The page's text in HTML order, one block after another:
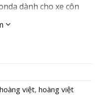
dành cho xe côn
nghệ Phụ gia riêng
bởi Honda dành cho
lớn Honda giúp
hoàn hảo.
việt, hoàng việt